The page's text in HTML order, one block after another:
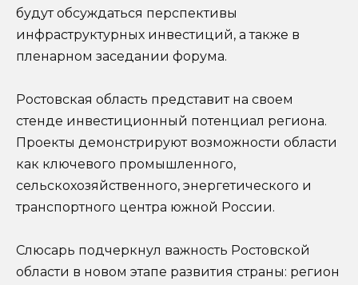
будут обсуждаться перспективы
инфраструктурных инвестиций, а также в
пленарном заседании форума.
Ростовская область представит на своем
стенде инвестиционный потенциал региона.
Проекты демонстрируют возможности области
как ключевого промышленного,
сельскохозяйственного, энергетического и
транспортного центра южной России.
Слюсарь подчеркнул важность Ростовской
области в новом этапе развития страны: регион